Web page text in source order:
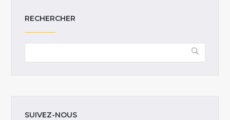
RECHERCHER
SUIVEZ-NOUS